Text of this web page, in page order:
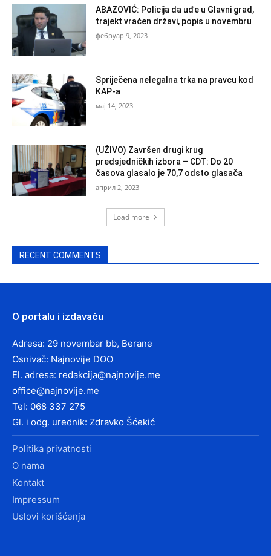
ABAZOVIĆ: Policija da uđe u Glavni grad,
trajekt vraćen državi, popis u novembru
фебруар 9, 2023
Spriječena nelegalna trka na pravcu kod
KAP-a
мај 14, 2023
(UŽIVO) Završen drugi krug
predsjedničkih izbora – CDT: Do 20
časova glasalo je 70,7 odsto glasača
април 2, 2023
Load more
RECENT COMMENTS
O portalu i izdavaču
Adresa: 29 novembar bb, Berane
Osnivač: Najnovije DOO
El. adresa: redakcija@najnovije.me
office@najnovije.me
Tel: 068 337 275
Gl. i odg. urednik: Zdravko Šćekić
Politika privatnosti
O nama
Kontakt
Impressum
Uslovi korišćenja